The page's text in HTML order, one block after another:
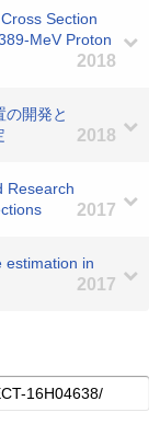
Section
MeV Proton
2018
の開発と
2018
Research
2017
estimation in
2017